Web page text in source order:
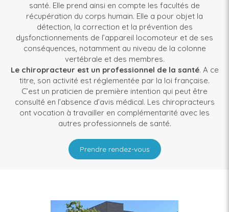
santé. Elle prend ainsi en compte les facultés de
récupération du corps humain. Elle a pour objet la
détection, la correction et la prévention des
dysfonctionnements de l’appareil locomoteur et de ses
conséquences, notamment au niveau de la colonne
vertébrale et des membres.
Le chiropracteur est un professionnel de la santé. A ce
titre, son activité est réglementée par la loi française.
C’est un praticien de première intention qui peut être
consulté en l’absence d’avis médical. Les chiropracteurs
ont vocation à travailler en complémentarité avec les
autres professionnels de santé.
Prendre rendez-vous